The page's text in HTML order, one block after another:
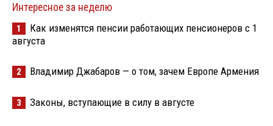
Интересное за неделю
1
Как изменятся пенсии работающих пенсионеров с 1
августа
2 Владимир Джабаров — о том, зачем Европе Армения
3 Законы, вступающие в силу в августе